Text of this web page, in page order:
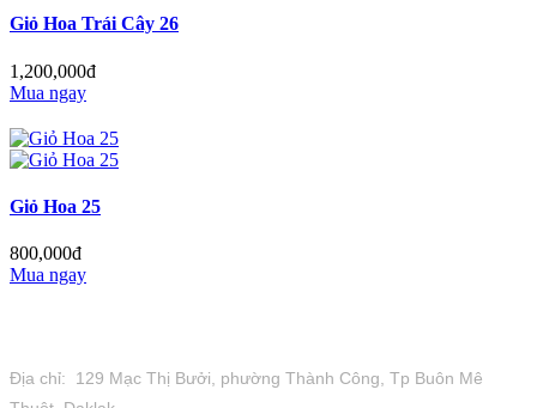
Giỏ Hoa Trái Cây 26
1,200,000đ
Mua ngay
Giỏ Hoa 25
800,000đ
Mua ngay
Địa chỉ: 129 Mạc Thị Bưởi, phường Thành Công, Tp Buôn Mê